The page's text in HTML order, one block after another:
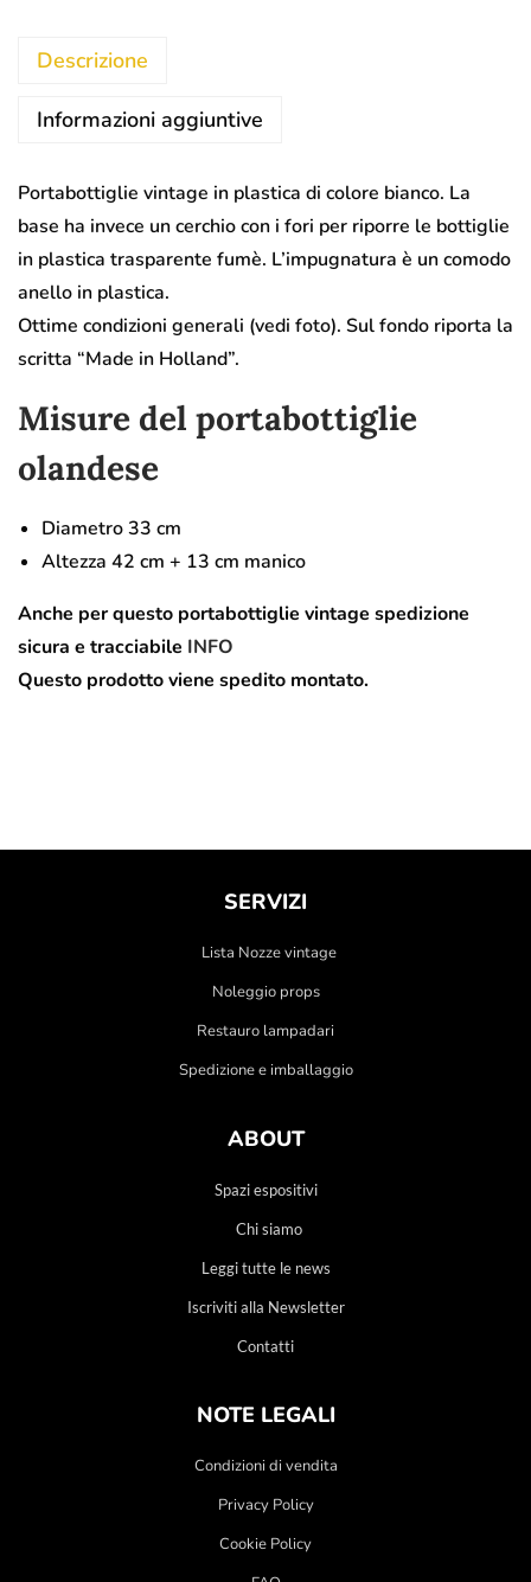
Descrizione
Informazioni aggiuntive
Portabottiglie vintage in plastica di colore bianco. La
base ha invece un cerchio con i fori per riporre le bottiglie
in plastica trasparente fumè. L’impugnatura è un comodo
anello in plastica.
Ottime condizioni generali (vedi foto). Sul fondo riporta la
scritta “Made in Holland”.
Misure del portabottiglie
olandese
Diametro 33 cm
Altezza 42 cm + 13 cm manico
Anche per questo portabottiglie vintage spedizione
sicura e tracciabile INFO
Questo prodotto viene spedito montato.
SERVIZI
Lista Nozze vintage
Noleggio props
Restauro lampadari
Spedizione e imballaggio
ABOUT
Spazi espositivi
Chi siamo
Leggi tutte le news
Iscriviti alla Newsletter
Contatti
NOTE LEGALI
Condizioni di vendita
Privacy Policy
Cookie Policy